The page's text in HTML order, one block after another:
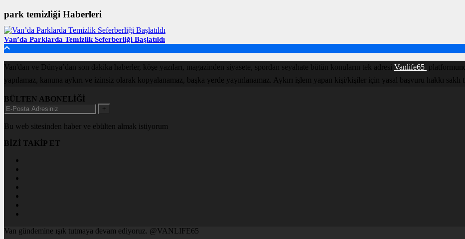
park temizliği Haberleri
Van’da Parklarda Temizlik Seferberliği Başlatıldı
Van'dan ve Dünya’dan son dakika haberler, köşe yazıları, magazinden siyasete, spordan seyahate bütün konuların tek adresi Vanlife65
yapılamaz, kanuna aykırı ve izinsiz olarak kopyalanamaz, başka yerde yayınlanamaz. Aykırı işlem yapan kişi/kişiler için yasal başvuru hakkı
BÜLTEN ABONELİĞİ
+
Bu web sitesinden haber ve ebülten almak istiyorum
BİZİ TAKİP ET
Van gündemine ışık tutmaya devam ediyoruz. @VANLIFE65